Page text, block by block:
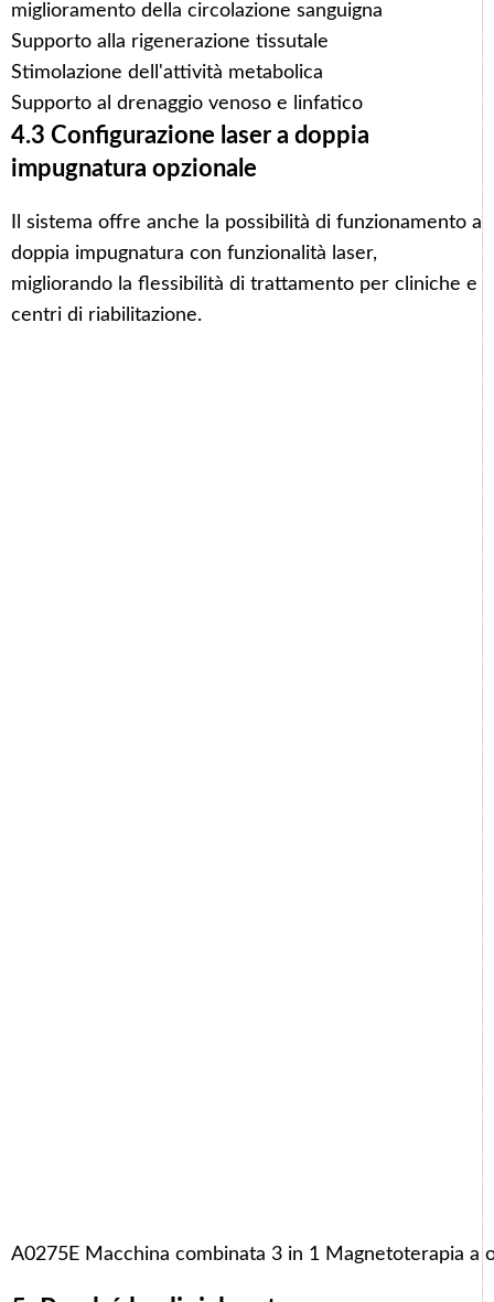
miglioramento della circolazione sanguigna
Supporto alla rigenerazione tissutale
Stimolazione dell'attività metabolica
Supporto al drenaggio venoso e linfatico
4.3 Configurazione laser a doppia
impugnatura opzionale
Il sistema offre anche la possibilità di funzionamento a
doppia impugnatura con funzionalità laser,
migliorando la flessibilità di trattamento per cliniche e
centri di riabilitazione.
A0275E Macchina combinata 3 in 1 Magnetoterapia a